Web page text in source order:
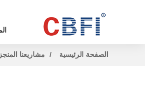
الصفحة الرئيسية مشاريعنا